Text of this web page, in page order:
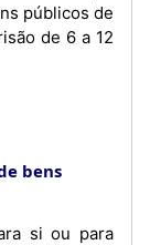
públicos de
de 6 a 12
bens
si ou para